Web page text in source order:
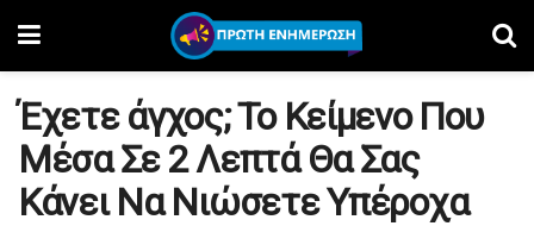
Έχετε άγχος; Το Κείμενο Που
Μέσα Σε 2 Λεπτά Θα Σας
Κάνει Να Νιώσετε Υπέροχα